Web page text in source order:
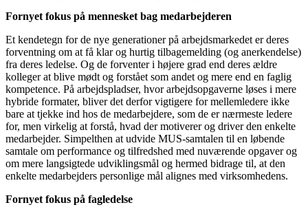
Fornyet fokus på mennesket bag medarbejderen
Et kendetegn for de nye generationer på arbejdsmarkedet er deres
forventning om at få klar og hurtig tilbagemelding (og anerkendelse)
fra deres ledelse. Og de forventer i højere grad end deres ældre
kolleger at blive mødt og forstået som andet og mere end en faglig
kompetence. På arbejdspladser, hvor arbejdsopgaverne løses i mere
hybride formater, bliver det derfor vigtigere for mellemledere ikke
bare at tjekke ind hos de medarbejdere, som de er nærmeste ledere
for, men virkelig at forstå, hvad der motiverer og driver den enkelte
medarbejder. Simpelthen at udvide MUS-samtalen til en løbende
samtale om performance og tilfredshed med nuværende opgaver og
om mere langsigtede udviklingsmål og hermed bidrage til, at den
enkelte medarbejders personlige mål alignes med virksomhedens.
Fornyet fokus på fagledelse